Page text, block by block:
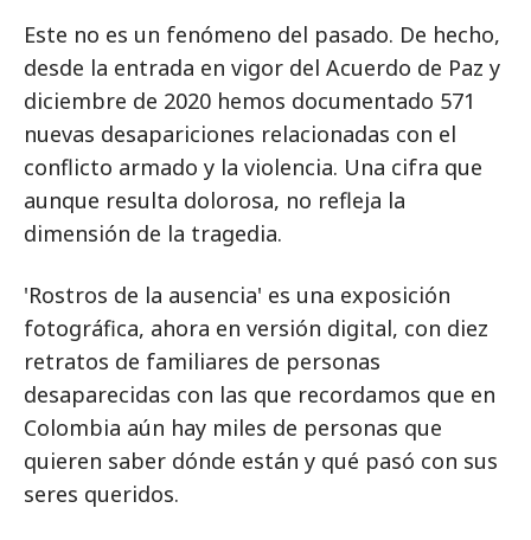
Este no es un fenómeno del pasado. De hecho,
desde la entrada en vigor del Acuerdo de Paz y
diciembre de 2020 hemos documentado 571
nuevas desapariciones relacionadas con el
conflicto armado y la violencia. Una cifra que
aunque resulta dolorosa, no refleja la
dimensión de la tragedia.
'Rostros de la ausencia' es una exposición
fotográfica, ahora en versión digital, con diez
retratos de familiares de personas
desaparecidas con las que recordamos que en
Colombia aún hay miles de personas que
quieren saber dónde están y qué pasó con sus
seres queridos.